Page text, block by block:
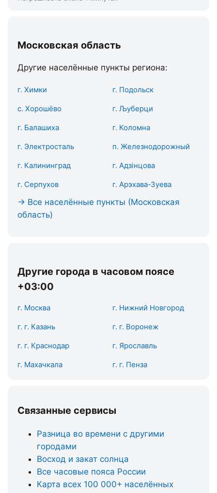
Московская область
Другие населённые пункты региона:
г. Химки г. Подольск
с. Хорошёво г. Љуберци
г. Балашиха г. Коломна
г. Электросталь п. Железнодорожный
г. Калининград г. Адзінцова
г. Серпухов г. Арэхава-Зуева
→ Все населённые пункты (Московская
область)
Другие города в часовом поясе
+03:00
г. Москва г. Нижний Новгород
г. г. Казань г. г. Воронеж
г. г. Краснодар г. Ярославль
г. Махачкала г. г. Пенза
Связанные сервисы
Разница во времени с другими
городами
Восход и закат солнца
Все часовые пояса России
Карта всех 100 000+ населённых